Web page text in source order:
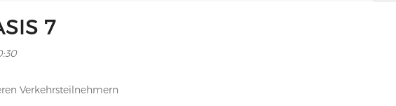
7
Verkehrsteilnehmern